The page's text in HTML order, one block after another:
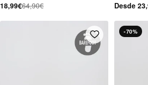
18,99€64,90€
Desde
-70%